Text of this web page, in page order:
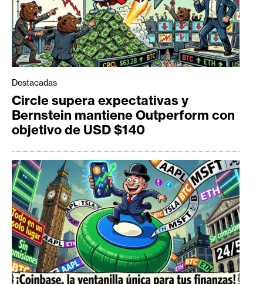
Destacadas
Circle supera expectativas y
Bernstein mantiene Outperform con
objetivo de USD $140